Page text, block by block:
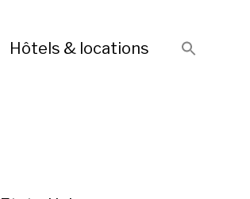
Hôtels & locations